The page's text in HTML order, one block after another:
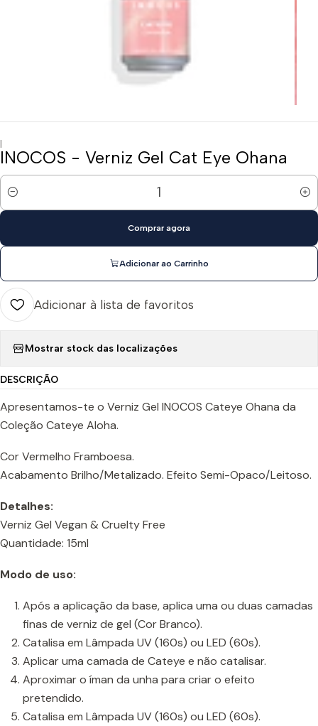
|
INOCOS - Verniz Gel Cat Eye Ohana
Quantidade
Adicionar ao Carrinho
Comprar agora
Adicionar à lista de favoritos
Mostrar stock das localizações
DESCRIÇÃO
Apresentamos-te o Verniz Gel INOCOS Cateye Ohana da
Coleção Cateye Aloha.
Cor Vermelho Framboesa.
Acabamento Brilho/Metalizado. Efeito Semi-Opaco/Leitoso.
Detalhes:
Verniz Gel Vegan & Cruelty Free
Quantidade: 15ml
Modo de uso:
Após a aplicação da base, aplica uma ou duas camadas
finas de verniz de gel (Cor Branco).
Catalisa em Lâmpada UV (160s) ou LED (60s).
Aplicar uma camada de Cateye e não catalisar.
Aproximar o íman da unha para criar o efeito
pretendido.
Catalisa em Lâmpada UV (160s) ou LED (60s).